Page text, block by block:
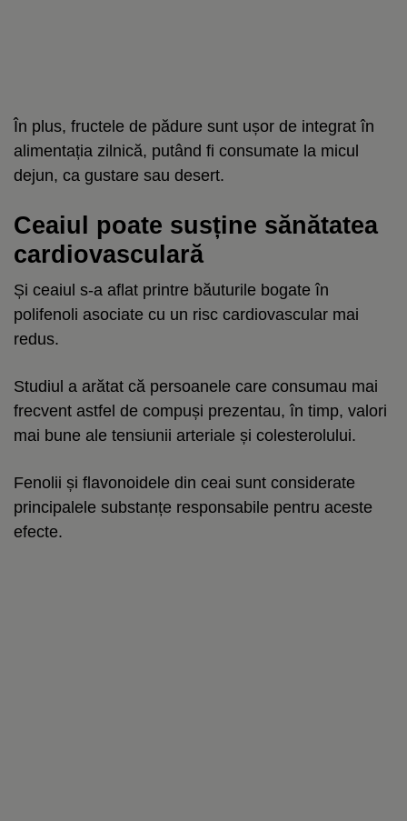
În plus, fructele de pădure sunt ușor de integrat în
alimentația zilnică, putând fi consumate la micul
dejun, ca gustare sau desert.
Ceaiul poate susține sănătatea
cardiovasculară
Și ceaiul s-a aflat printre băuturile bogate în
polifenoli asociate cu un risc cardiovascular mai
redus.
Studiul a arătat că persoanele care consumau mai
frecvent astfel de compuși prezentau, în timp, valori
mai bune ale tensiunii arteriale și colesterolului.
Fenolii și flavonoidele din ceai sunt considerate
principalele substanțe responsabile pentru aceste
efecte.